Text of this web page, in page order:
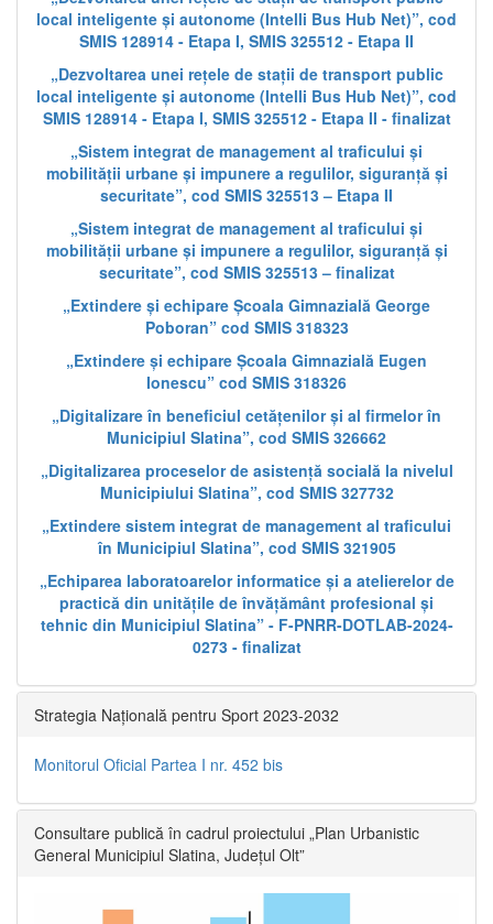
local inteligente și autonome (Intelli Bus Hub Net)”, cod
SMIS 128914 - Etapa I, SMIS 325512 - Etapa II
„Dezvoltarea unei rețele de stații de transport public
local inteligente și autonome (Intelli Bus Hub Net)”, cod
SMIS 128914 - Etapa I, SMIS 325512 - Etapa II - finalizat
„Sistem integrat de management al traficului și
mobilității urbane și impunere a regulilor, siguranță și
securitate”, cod SMIS 325513 – Etapa II
„Sistem integrat de management al traficului și
mobilității urbane și impunere a regulilor, siguranță și
securitate”, cod SMIS 325513 – finalizat
„Extindere și echipare Școala Gimnazială George
Poboran” cod SMIS 318323
„Extindere și echipare Școala Gimnazială Eugen
Ionescu” cod SMIS 318326
„Digitalizare în beneficiul cetățenilor și al firmelor în
Municipiul Slatina”, cod SMIS 326662
„Digitalizarea proceselor de asistență socială la nivelul
Municipiului Slatina”, cod SMIS 327732
„Extindere sistem integrat de management al traficului
în Municipiul Slatina”, cod SMIS 321905
„Echiparea laboratoarelor informatice și a atelierelor de
practică din unitățile de învățământ profesional și
tehnic din Municipiul Slatina” - F-PNRR-DOTLAB-2024-
0273 - finalizat
Strategia Națională pentru Sport 2023-2032
Monitorul Oficial Partea I nr. 452 bis
Consultare publică în cadrul proiectului „Plan Urbanistic
General Municipiul Slatina, Județul Olt”